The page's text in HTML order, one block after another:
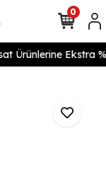
Ürünlerine Ekstra
0